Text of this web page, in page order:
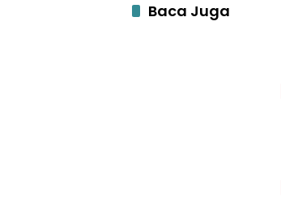
Baca Juga